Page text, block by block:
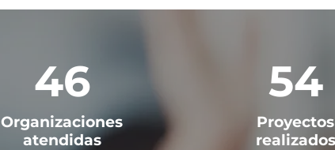
46
Organizaciones
atendidas
54
Proyectos
realizados